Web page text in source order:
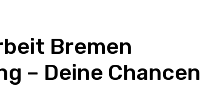
Bremen
– Deine Chancen